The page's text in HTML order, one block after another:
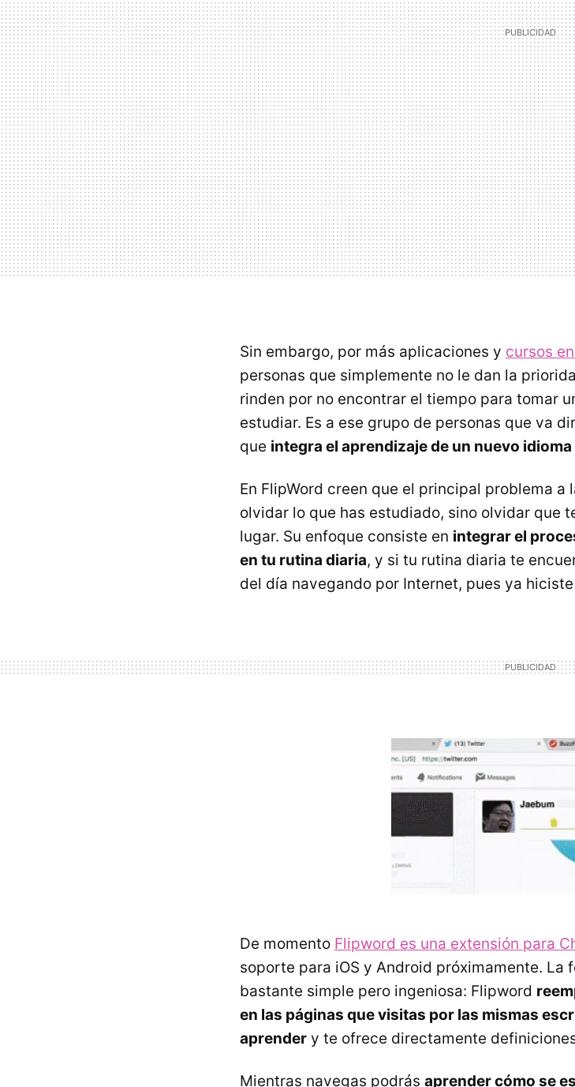
Sin embargo, por más aplicaciones y cursos
personas que simplemente no le dan la
rinden por no encontrar el tiempo para tomar
estudiar. Es a ese grupo de personas que va
que integra el aprendizaje de un nuevo
En FlipWord creen que el principal problema a
olvidar lo que has estudiado, sino olvidar que
lugar. Su enfoque consiste en integrar el
en tu rutina diaria, y si tu rutina diaria te
del día navegando por Internet, pues ya
De momento Flipword es una extensión para
soporte para iOS y Android próximamente. La
bastante simple pero ingeniosa: Flipword
en las páginas que visitas por las mismas
aprender y te ofrece directamente
Mientras navegas podrás aprender cómo se